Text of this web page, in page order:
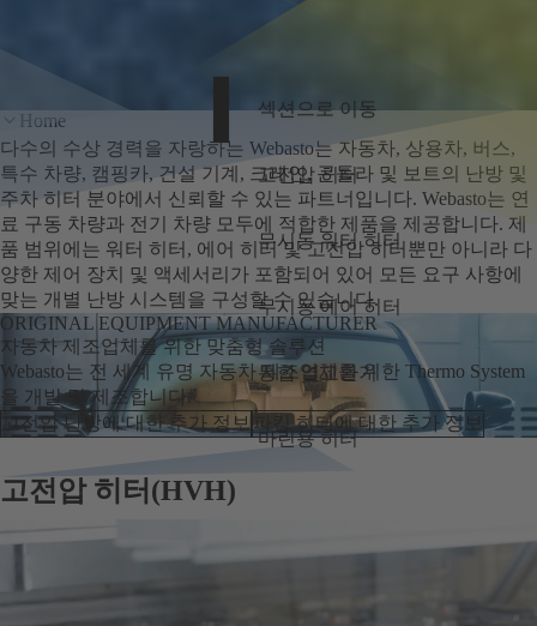
섹션으로 이동
고전압 히터
무시동 워터 히터
무시동 에어 히터
통합 열교환기
마린용 히터
Home
다수의 수상 경력을 자랑하는 Webasto는 자동차, 상용차, 버스,
특수 차량, 캠핑카, 건설 기계, 크레인, 곤돌라 및 보트의 난방 및
주차 히터 분야에서 신뢰할 수 있는 파트너입니다. Webasto는 연
료 구동 차량과 전기 차량 모두에 적합한 제품을 제공합니다. 제
품 범위에는 워터 히터, 에어 히터 및 고전압 히터뿐만 아니라 다
양한 제어 장치 및 액세서리가 포함되어 있어 모든 요구 사항에
맞는 개별 난방 시스템을 구성할 수 있습니다.
ORIGINAL EQUIPMENT MANUFACTURER
자동차 제조업체를 위한 맞춤형 솔루션
Webasto는 전 세계 유명 자동차 제조업체를 위한 Thermo System
을 개발 및 제조합니다.
고전압 난방에 대한 추가 정보파킹 히터에 대한 추가 정보
고전압 히터(HVH)